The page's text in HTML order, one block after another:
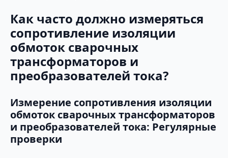
Как часто должно измеряться
сопротивление изоляции
обмоток сварочных
трансформаторов и
преобразователей тока?
Измерение сопротивления изоляции
обмоток сварочных трансформаторов
и преобразователей тока: Регулярные
проверки